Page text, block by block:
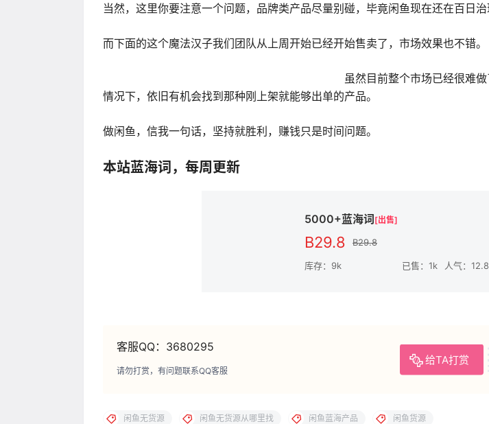
当然，这里你要注意一个问题，品牌类产品尽量别碰，毕竟闲鱼现在还在百日治
而下面的这个魔法汉子我们团队从上周开始已经开始售卖了，市场效果也不错。
虽然目前整个市场已经很难
情况下，依旧有机会找到那种刚上架就能够出单的产品。
做闲鱼，信我一句话，坚持就胜利，赚钱只是时间问题。
本站蓝海词，每周更新
5000+蓝海词 [出售]
B29.8 B29.8
库存：9k 已售：1k 人气：
客服QQ：3680295
给TA打赏
请勿打赏，有问题联系QQ客服
闲鱼无货源 闲鱼无货源从哪里找 闲鱼蓝海产品 闲鱼货源